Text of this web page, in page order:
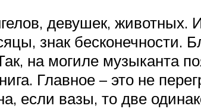
девушек, животных.
знак бесконечности.
на могиле музыканта
Главное – это не
если вазы, то две